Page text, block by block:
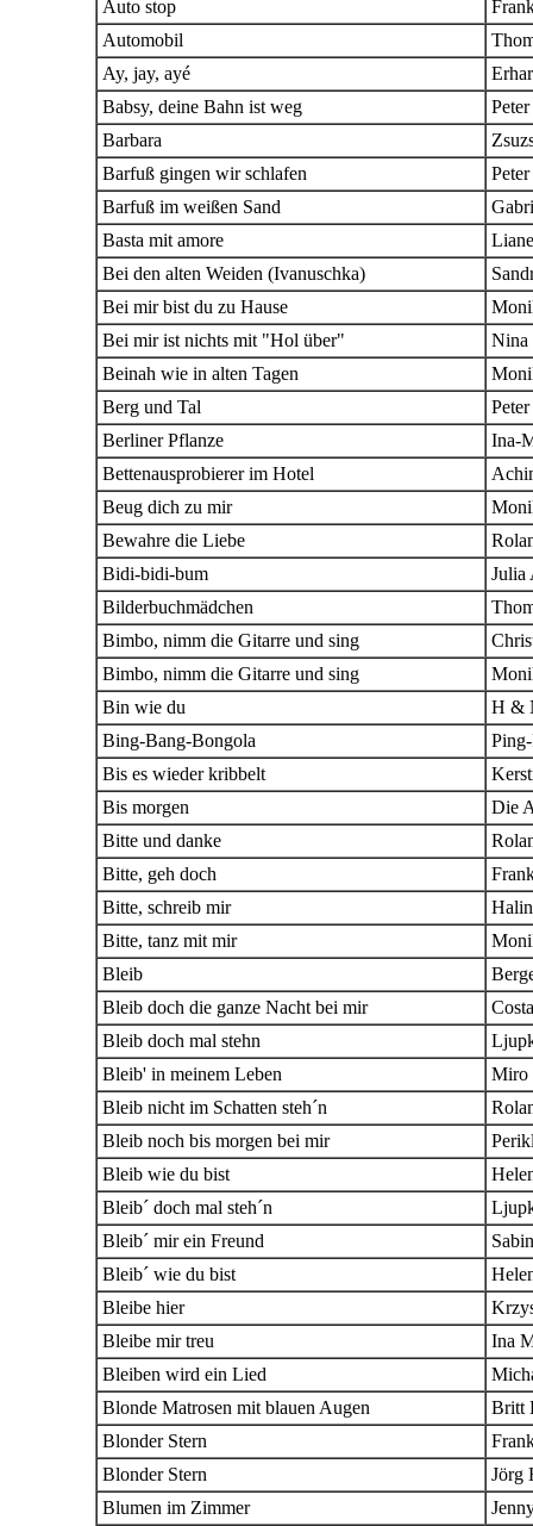
Auto stop
Automobil
Ay, jay, ayé
Babsy, deine Bahn ist weg
Barbara
Barfuß gingen wir schlafen
Barfuß im weißen Sand
Basta mit amore
Bei den alten Weiden (Ivanuschka)
Bei mir bist du zu Hause
Bei mir ist nichts mit "Hol über"
Nina
Beinah wie in alten Tagen
Berg und Tal
Berliner Pflanze
Ina-
Bettenausprobierer im Hotel
Beug dich zu mir
Bewahre die Liebe
Bidi-bidi-bum
Julia
Bilderbuchmädchen
Bimbo, nimm die Gitarre und sing
Bimbo, nimm die Gitarre und sing
Bin wie du
H &
Bing-Bang-Bongola
Bis es wieder kribbelt
Bis morgen
Die
Bitte und danke
Bitte, geh doch
Bitte, schreib mir
Bitte, tanz mit mir
Bleib
Bleib doch die ganze Nacht bei mir
Bleib doch mal stehn
Bleib' in meinem Leben
Miro
Bleib nicht im Schatten steh´n
Bleib noch bis morgen bei mir
Bleib wie du bist
Bleib´ doch mal steh´n
Bleib´ mir ein Freund
Bleib´ wie du bist
Bleibe hier
Bleibe mir treu
Ina
Bleiben wird ein Lied
Blonde Matrosen mit blauen Augen
Britt
Blonder Stern
Blonder Stern
Jörg
Blumen im Zimmer